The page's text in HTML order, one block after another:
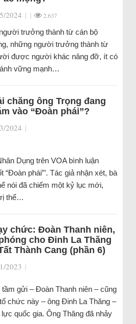
2024 | | 2.637
trưởng thành từ cán bộ
những người trưởng thành từ
được người khác nâng đỡ, ít có
vững mạnh…
chăng ông Trọng đang
vào “Đoàn phái”?
2024 |
Dụng trên VOA bình luận
“Đoàn phái”’. Tác giả nhận xét, bà
nói đã chiếm một kỷ lục mới,
thế…
chức: Đoàn Thanh niên,
cho Đinh La Thăng
Thành Cang (phần 6)
2023 |
gửi – Đoàn Thanh niên – cũng
chức này – ông Đinh La Thăng –
quốc gia. Ông Thăng đã nhảy